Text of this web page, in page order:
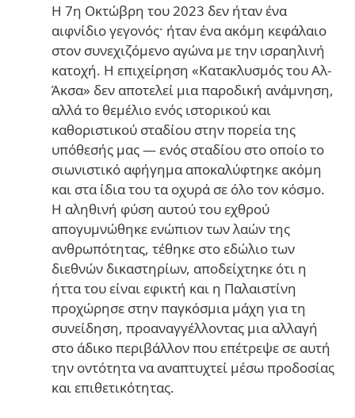
Η 7η Οκτώβρη του 2023 δεν ήταν ένα
αιφνίδιο γεγονός· ήταν ένα ακόμη κεφάλαιο
στον συνεχιζόμενο αγώνα με την ισραηλινή
κατοχή. Η επιχείρηση «Κατακλυσμός του Αλ-
Άκσα» δεν αποτελεί μια παροδική ανάμνηση,
αλλά το θεμέλιο ενός ιστορικού και
καθοριστικού σταδίου στην πορεία της
υπόθεσής μας — ενός σταδίου στο οποίο το
σιωνιστικό αφήγημα αποκαλύφτηκε ακόμη
και στα ίδια του τα οχυρά σε όλο τον κόσμο.
Η αληθινή φύση αυτού του εχθρού
απογυμνώθηκε ενώπιον των λαών της
ανθρωπότητας, τέθηκε στο εδώλιο των
διεθνών δικαστηρίων, αποδείχτηκε ότι η
ήττα του είναι εφικτή και η Παλαιστίνη
προχώρησε στην παγκόσμια μάχη για τη
συνείδηση, προαναγγέλλοντας μια αλλαγή
στο άδικο περιβάλλον που επέτρεψε σε αυτή
την οντότητα να αναπτυχτεί μέσω προδοσίας
και επιθετικότητας.